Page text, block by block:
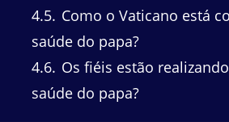
4.5 Como o Vaticano está
saúde do papa?
4.6 Os fiéis estão
saúde do papa?